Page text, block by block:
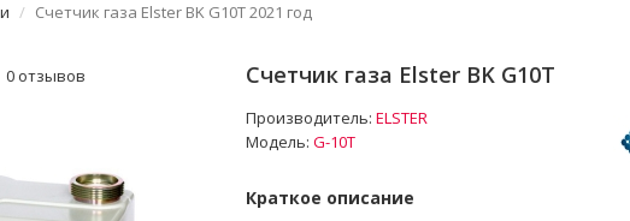
Счетчик газа Elster BK G10Т 2021 год
0 отзывов Счетчик газа Elster BK G10Т
Производитель: ELSTER
Модель: G-10T
Краткое описание